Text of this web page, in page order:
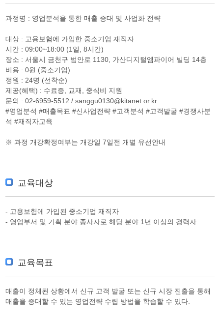
과정명 : 영업분석을 통한 매출 증대 및 사업화 전략
대상 : 고용보험에 가입한 중소기업 재직자
시간 : 09:00~18:00 (1일, 8시간)
장소 : 서울시 금천구 범안로 1130, 가산디지털엠파이어 빌딩 14층
비용 : 0원 (중소기업)
정원 : 24명 (선착순)
제공(혜택) : 수료증, 교재, 중식비 지원
문의 : 02-6959-5512 / sanggu0130@kitanet.or.kr
#영업분석 #매출목표 #신사업전략 #고객분석 #고객발굴 #경쟁사분
석 #재직자교육
※ 과정 개강확정여부는 개강일 7일전 개별 유선안내
교육대상
- 고용보험에 가입된 중소기업 재직자
- 영업부서 및 기획 분야 종사자로 해당 분야 1년 이상의 경력자
교육목표
매출이 정체된 상황에서 신규 고객 발굴 또는 신규 시장 진출을 통해
매출을 증대할 수 있는 영업전략 수립 방법을 학습할 수 있다.